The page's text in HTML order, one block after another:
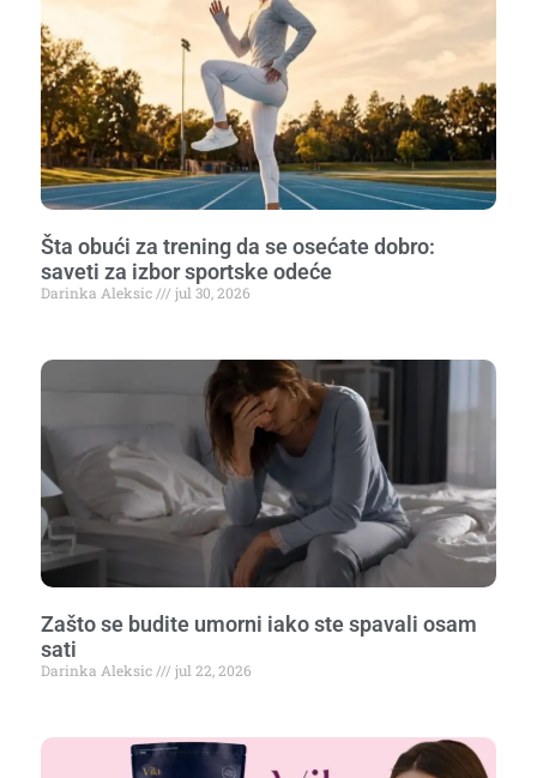
Šta obući za trening da se osećate dobro:
saveti za izbor sportske odeće
Darinka Aleksic jul 30, 2026
Zašto se budite umorni iako ste spavali osam
sati
Darinka Aleksic jul 22, 2026